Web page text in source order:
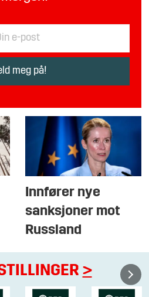
Innfører nye
sanksjoner mot
Russland
>